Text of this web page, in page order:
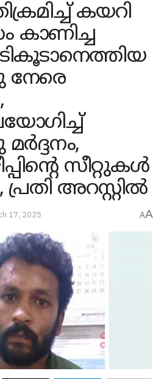
കയറി
കാണിച്ച
നേരെ
സീറ്റുകൾ
പ്രതി അറസ്റ്റിൽ
17, 2025 AA